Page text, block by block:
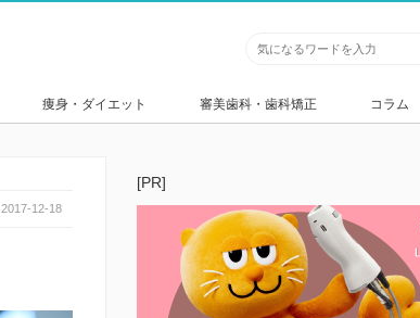
痩身・ダイエット 審美歯科・歯科矯正 コラム
2017-12-18
[PR]